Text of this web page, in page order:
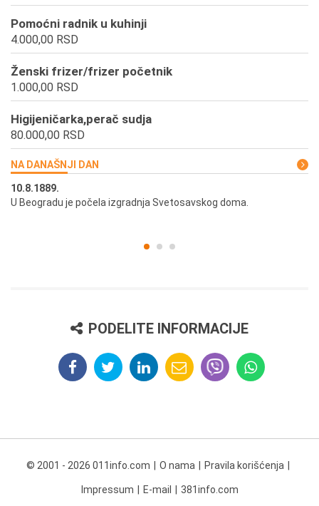
Pomoćni radnik u kuhinji
4.000,00 RSD
Ženski frizer/frizer početnik
1.000,00 RSD
Higijeničarka,perač sudja
80.000,00 RSD
NA DANAŠNJI DAN
10.8.1889.
U Beogradu je počela izgradnja Svetosavskog doma.
PODELITE INFORMACIJE
© 2001 - 2026 011info.com O nama Pravila korišćenja
Impressum E-mail 381info.com